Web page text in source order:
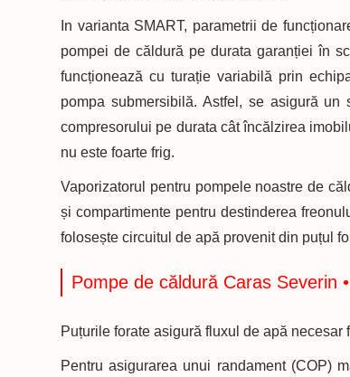
In varianta SMART, parametrii de
pompei de căldură pe durata garanției în
funcționează cu turație variabilă prin
pompa submersibilă. Astfel, se asigură
compresorului pe durata cât încălzirea
nu este foarte frig.
Vaporizatorul pentru pompele noastre de
și compartimente pentru destinderea
folosește circuitul de apă provenit din puțul
Pompe de căldură Caras Severin
Puțurile forate asigură fluxul de apă
Pentru asigurarea unui randament (COP)